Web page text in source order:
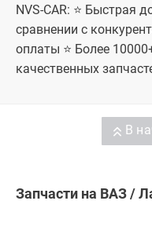
NVS-CAR: ⭐ Быстрая
сравнении с
оплаты ⭐ Более
качественных
В
Запчасти на ВАЗ /